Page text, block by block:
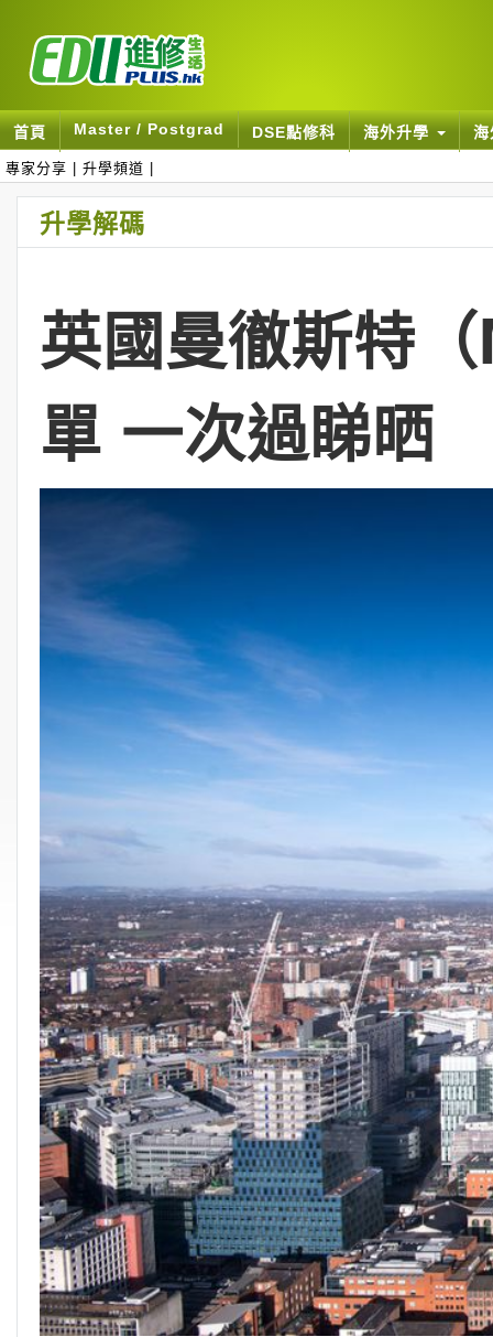
首頁 Master / Postgrad DSE點修科 海外升學
專家分享 升學頻道
升學解碼
英國曼徹斯特
單 一次過睇晒